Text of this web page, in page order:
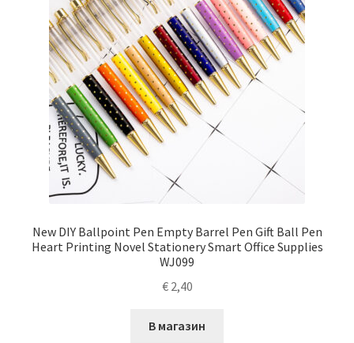
New DIY Ballpoint Pen Empty Barrel Pen Gift Ball Pen
Heart Printing Novel Stationery Smart Office Supplies
WJ099
€2,40
В магазин